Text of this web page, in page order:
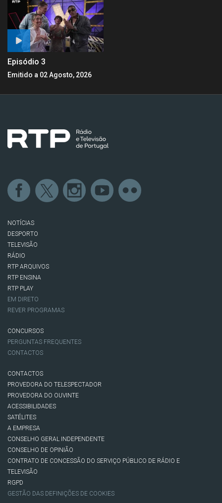
Episódio 3
Emitido a 02 Agosto, 2026
NOTÍCIAS
DESPORTO
TELEVISÃO
RÁDIO
RTP ARQUIVOS
RTP ENSINA
RTP PLAY
EM DIRETO
REVER PROGRAMAS
CONCURSOS
PERGUNTAS FREQUENTES
CONTACTOS
CONTACTOS
PROVEDORA DO TELESPECTADOR
PROVEDORA DO OUVINTE
ACESSIBILIDADES
SATÉLITES
A EMPRESA
CONSELHO GERAL INDEPENDENTE
CONSELHO DE OPINIÃO
CONTRATO DE CONCESSÃO DO SERVIÇO PÚBLICO DE RÁDIO E
TELEVISÃO
RGPD
GESTÃO DAS DEFINIÇÕES DE COOKIES